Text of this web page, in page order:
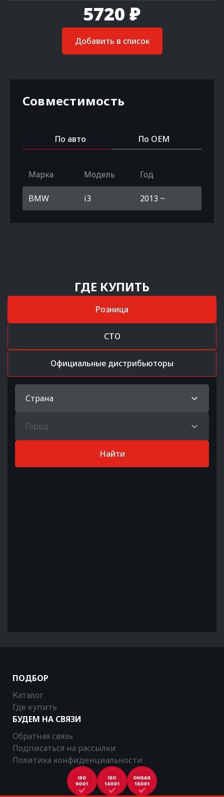
5720 ₽
Добавить в список
Совместимость
По авто По OEM
Марка Модель Год
BMW i3 2013 ~
ГДЕ КУПИТЬ
Розница
СТО
Официальные дистрибьюторы
Страна
Город
Найти
ПОДБОР
Каталог
Где купить
БУДЕМ НА СВЯЗИ
Обратная связь
Подписаться на рассылки
Политика конфиденциальности